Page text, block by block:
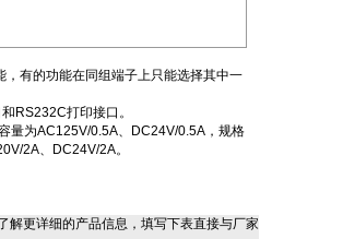
有的功能在同组端子上只能选择其中一
RS232C打印接口。
量为AC125V/0.5A、DC24V/0.5A，规格
2A、DC24V/2A。
解更详细的产品信息，填写下表直接与厂家